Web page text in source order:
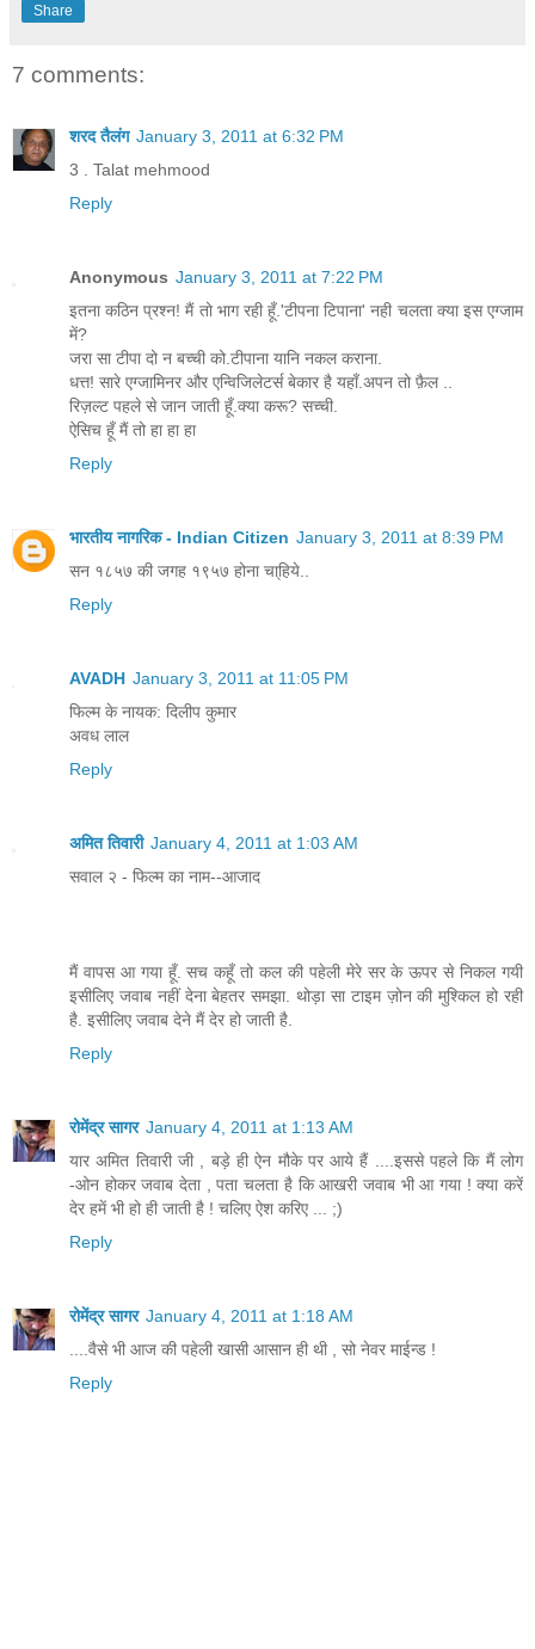
Share
7 comments:
शरद तैलंग January 3, 2011 at 6:32 PM
3 . Talat mehmood
Reply
Anonymous January 3, 2011 at 7:22 PM
इतना कठिन प्रश्न! मैं तो भाग रही हूँ.'टीपना टिपाना' नही चलता क्या इस एग्जाम
में?
जरा सा टीपा दो न बच्ची को.टीपाना यानि नकल कराना.
धत्त! सारे एग्जामिनर और एन्विजिलेटर्स बेकार है यहाँ.अपन तो फ़ैल ..
रिज़ल्ट पहले से जान जाती हूँ.क्या करू? सच्ची.
ऐसिच हूँ मैं तो हा हा हा
Reply
भारतीय नागरिक - Indian Citizen January 3, 2011 at 8:39 PM
सन १८५७ की जगह १९५७ होना चा्हिये..
Reply
AVADH January 3, 2011 at 11:05 PM
फिल्म के नायक: दिलीप कुमार
अवध लाल
Reply
अमित तिवारी January 4, 2011 at 1:03 AM
सवाल २ - फिल्म का नाम--आजाद
मैं वापस आ गया हूँ. सच कहूँ तो कल की पहेली मेरे सर के ऊपर से निकल गयी
इसीलिए जवाब नहीं देना बेहतर समझा. थोड़ा सा टाइम ज़ोन की मुश्किल हो रही
है. इसीलिए जवाब देने मैं देर हो जाती है.
Reply
रोमेंद्र सागर January 4, 2011 at 1:13 AM
यार अमित तिवारी जी , बड़े ही ऐन मौके पर आये हैं ....इससे पहले कि मैं लोग
-ओन होकर जवाब देता , पता चलता है कि आखरी जवाब भी आ गया ! क्या करें
देर हमें भी हो ही जाती है ! चलिए ऐश करिए ... ;)
Reply
रोमेंद्र सागर January 4, 2011 at 1:18 AM
....वैसे भी आज की पहेली खासी आसान ही थी , सो नेवर माईन्ड !
Reply